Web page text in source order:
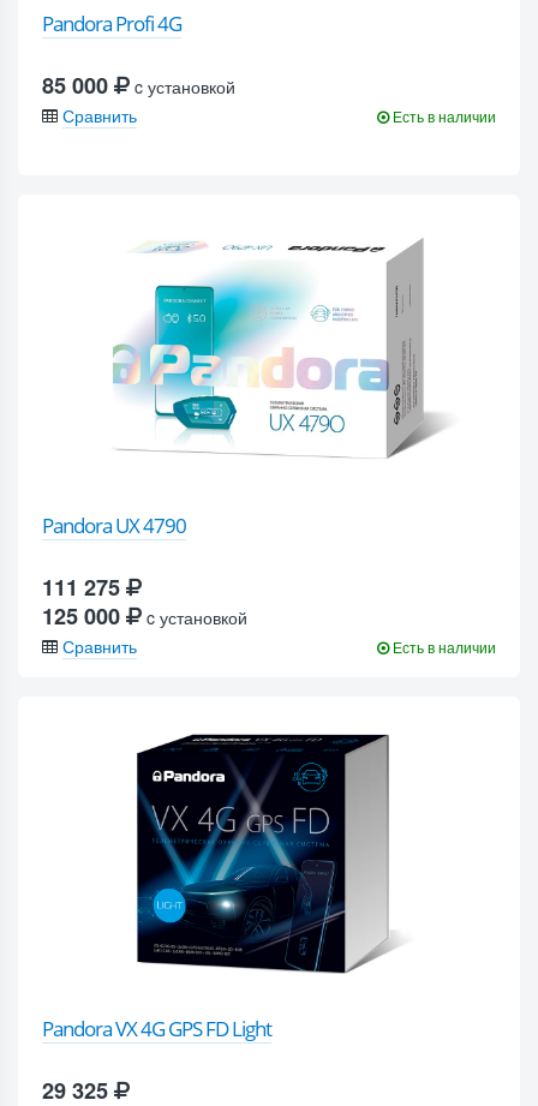
Pandora Profi 4G
85 000
c установкой
Сравнить
Есть в наличии
Pandora UX 4790
111 275
125 000
c установкой
Сравнить
Есть в наличии
Pandora VX 4G GPS FD Light
29 325